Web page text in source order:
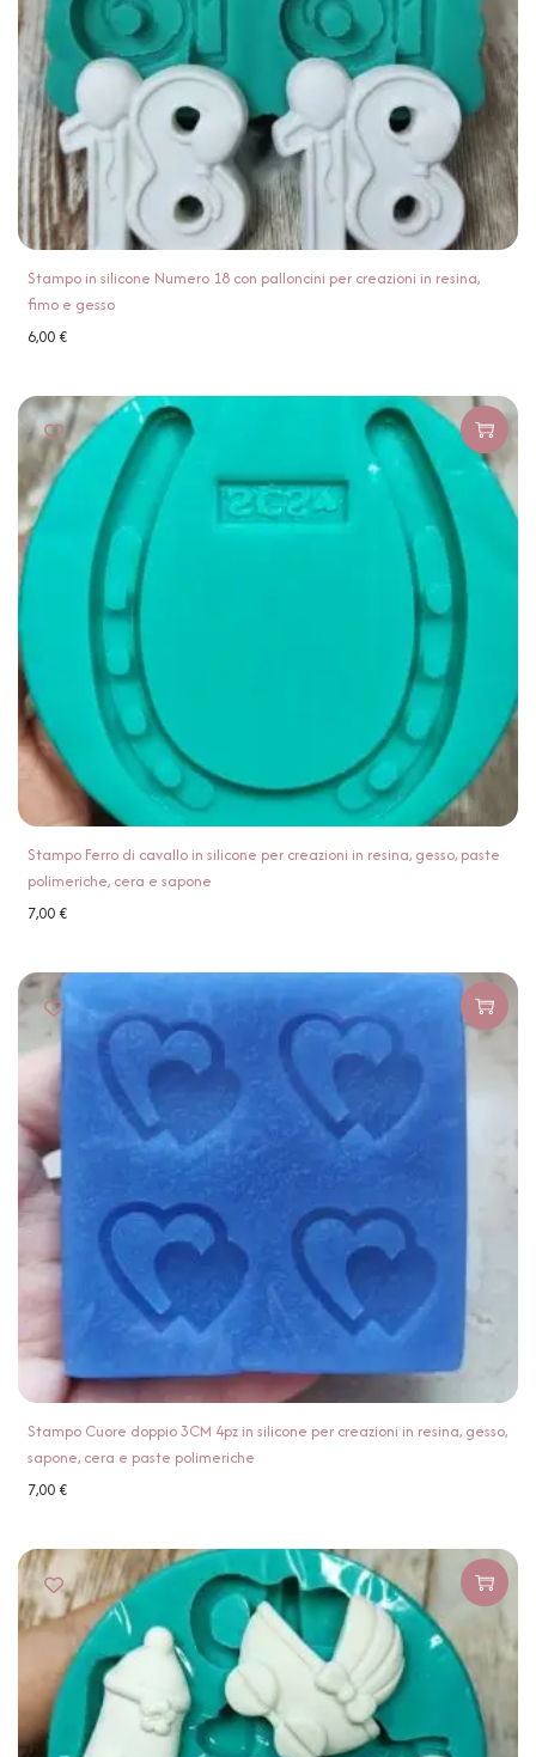
Stampo in silicone Numero 18 con palloncini per creazioni in resina,
fimo e gesso
6,00€
Stampo Ferro di cavallo in silicone per creazioni in resina, gesso, paste
polimeriche, cera e sapone
7,00€
Stampo Cuore doppio 3CM 4pz in silicone per creazioni in resina, gesso,
sapone, cera e paste polimeriche
7,00€